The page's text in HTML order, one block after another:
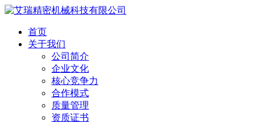
首页
关于我们
公司简介
企业文化
核心竞争力
合作模式
质量管理
资质证书